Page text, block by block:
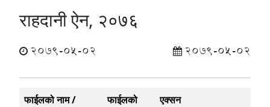
राहदानी ऐन, २०७६
2079-05-02 2079-05-02
फाईलको नाम /
फाईलको
एक्सन